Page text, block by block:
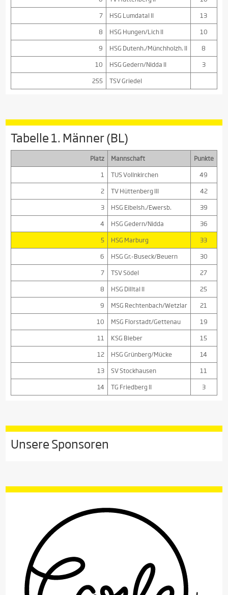
7
HSG Lumdatal II
13
8
HSG Hungen/Lich II
10
9
HSG Dutenh./Münchholzh. II
8
10
HSG Gedern/Nidda II
3
255
TSV Griedel
Tabelle 1. Männer (BL)
Platz Mannschaft
Punkte
1
TUS Vollnkirchen
49
2
TV Hüttenberg III
42
3
HSG Eibelsh./Ewersb.
39
4
HSG Gedern/Nidda
36
5
HSG Marburg
33
6
HSG Gr.-Buseck/Beuern
30
7
TSV Södel
27
8
HSG Dilltal II
25
9
MSG Rechtenbach/Wetzlar
21
10
MSG Florstadt/Gettenau
19
11
KSG Bieber
15
12
HSG Grünberg/Mücke
14
13
SV Stockhausen
11
14
TG Friedberg II 3
Unsere Sponsoren